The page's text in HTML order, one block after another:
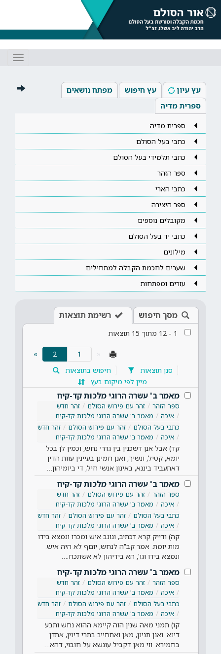
עץ עיון עץ חיפוש
מפתח נושאים
ספרית מדיה
ספרית מדיה
כתבי בעל הסולם
כתבי תלמידי בעל הסולם
ספר הזהר
כתבי הארי
ספר היצירה
מקובלים נוספים
כתבי יד בעל הסולם
מילונים
שערים לחכמת הקבלה למתחילים
עזרים ומפתחות
מסך חיפוש רשימת תוצאות
1
-
12 מתוך 15 תוצאות
2
»
סנן תוצאות
חיפוש בתוצאות
מיין לפי מיקום בעץ
מאמר ב' עשרה הרוגי מלכות קד-קיח
ספר הזהר זהר עם פירוש הסולם
זהר חדש
איכה
מאמר ב' עשרה הרוגי מלכות קד-קיח
כתבי בעל הסולם
זהר עם פירוש הסולם
זהר חדש
איכה
מאמר ב' עשרה הרוגי מלכות קד-קיח
קד) אבל אנן דשכנין בין גדרי נחש, וכמין לן בכל
יומא, קטיל, ונשיך, ואנן חמינן בעיינין עוות הדין
דאתעביד ביננא, באינון אנשי חיל, די ביומיהון…
מאמר ב' עשרה הרוגי מלכות קד-קיח
ספר הזהר זהר עם פירוש הסולם
זהר חדש
איכה
מאמר ב' עשרה הרוגי מלכות קד-קיח
כתבי בעל הסולם
זהר עם פירוש הסולם
זהר חדש
איכה
מאמר ב' עשרה הרוגי מלכות קד-קיח
קה) ודייק קרא דכתיב, וגונב איש ומכרו ונמצא בידו
מות יומת. אמר קב"ה לנחש, יוםף לא היה איש.
ונמצא בידו וגו', הא בידיהון לא אשתכח.…
מאמר ב' עשרה הרוגי מלכות קד-קיח
ספר הזהר זהר עם פירוש הסולם
זהר חדש
איכה
מאמר ב' עשרה הרוגי מלכות קד-קיח
כתבי בעל הסולם
זהר עם פירוש הסולם
זהר חדש
איכה
מאמר ב' עשרה הרוגי מלכות קד-קיח
קו) תמני מאה שנין הוה קיימא ההוא נחש ותבע
דינא. ואנן תנינן, מאן ואתחייב בתרי דינין, אתדן
בחמירא. ווי מאן דקביל עונשא על חובוי, דהא…